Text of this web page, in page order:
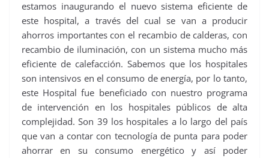
estamos inaugurando el nuevo sistema eficiente de
este hospital, a través del cual se van a producir
ahorros importantes con el recambio de calderas, con
recambio de iluminación, con un sistema mucho más
eficiente de calefacción. Sabemos que los hospitales
son intensivos en el consumo de energía, por lo tanto,
este Hospital fue beneficiado con nuestro programa
de intervención en los hospitales públicos de alta
complejidad. Son 39 los hospitales a lo largo del país
que van a contar con tecnología de punta para poder
ahorrar en su consumo energético y así poder